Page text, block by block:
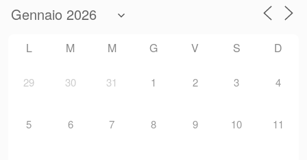
L M M G V S D
29 30 31 1 2 3 4
5 6 7 8 9 10 11